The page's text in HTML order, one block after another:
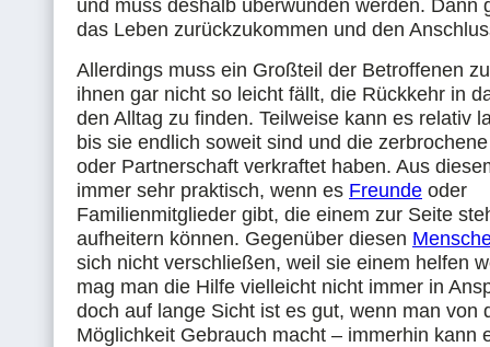
und muss deshalb überwunden werden. Dann
das Leben zurückzukommen und den
Allerdings muss ein Großteil der Betroffenen
ihnen gar nicht so leicht fällt, die Rückkehr in
den Alltag zu finden. Teilweise kann es relativ
bis sie endlich soweit sind und die
oder Partnerschaft verkraftet haben. Aus
immer sehr praktisch, wenn es Freunde oder
Familienmitglieder gibt, die einem zur Seite
aufheitern können. Gegenüber diesen
sich nicht verschließen, weil sie einem helfen
mag man die Hilfe vielleicht nicht immer in
doch auf lange Sicht ist es gut, wenn man von
Möglichkeit Gebrauch macht – immerhin kann